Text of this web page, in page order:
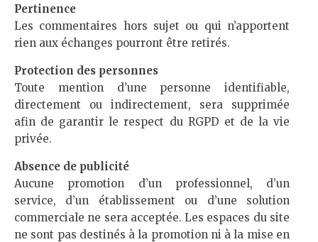
Pertinence
Les commentaires hors sujet ou qui n’apportent
rien aux échanges pourront être retirés.
Protection des personnes
Toute mention d’une personne identifiable,
directement ou indirectement, sera supprimée
afin de garantir le respect du RGPD et de la vie
privée.
Absence de publicité
Aucune promotion d’un professionnel, d’un
service, d’un établissement ou d’une solution
commerciale ne sera acceptée. Les espaces du site
ne sont pas destinés à la promotion ni à la mise en